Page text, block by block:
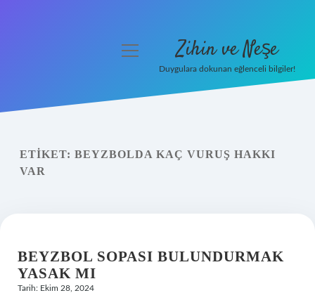
Yasal Uyarı
menüyü
Zihin ve Neşe
Duygulara dokunan eğlenceli bilgiler!
ETIKET: BEYZBOLDA KAÇ VURUŞ HAKKI
VAR
BEYZBOL SOPASI BULUNDURMAK
YASAK MI
Tarih: Ekim 28, 2024